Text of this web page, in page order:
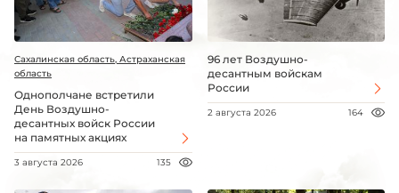
Сахалинская область, Астраханская
область
Однополчане встретили
День Воздушно-
десантных войск России
на памятных акциях
3 августа 2026 135
96 лет Воздушно-
десантным войскам
России
2 августа 2026 164